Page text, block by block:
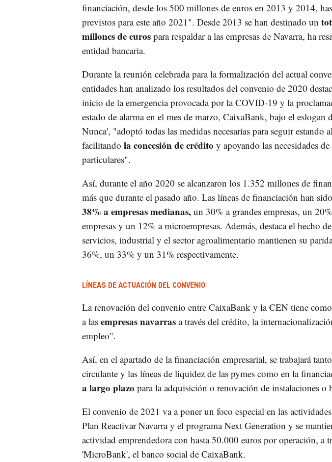
financiación, desde los 500 millones de euros en 2013 y 2014,
previstos para este año 2021". Desde 2013 se han destinado un
millones de eurospara respaldar a las empresas de Navarra, ha
entidad bancaria.
Durante la reunión celebrada para la formalización del actual
entidades han analizado los resultados del convenio de 2020
inicio de la emergencia provocada por la COVID-19 y la
estado de alarma en el mes de marzo, CaixaBank, bajo el eslogan
Nunca', "adoptó todas las medidas necesarias para seguir estando
facilitando la concesión de crédito y apoyando las necesidades de
particulares".
Así, durante el año 2020 se alcanzaron los 1.352 millones de
más que durante el pasado año. Las líneas de financiación han
38% a empresas medianas, un 30% a grandes empresas, un
empresas y un 12% a microempresas. Además, destaca el hecho
servicios, industrial y el sector agroalimentario mantienen su
36%, un 33% y un 31% respectivamente.
LÍNEAS DE ACTUACIÓN DEL CONVENIO
La renovación del convenio entre CaixaBank y la CEN tiene
a las empresas navarrasa través del crédito, la
empleo".
Así, en el apartado de la financiación empresarial, se trabajará
circulante y las líneas de liquidez de las pymes como en la
a largo plazo para la adquisición o renovación de instalaciones o
El convenio de 2021 va a poner un foco especial en las
Plan Reactivar Navarra y el programa Next Generation y se
actividad emprendedora con hasta 50.000 euros por operación, a
'MicroBank', el banco social de CaixaBank.